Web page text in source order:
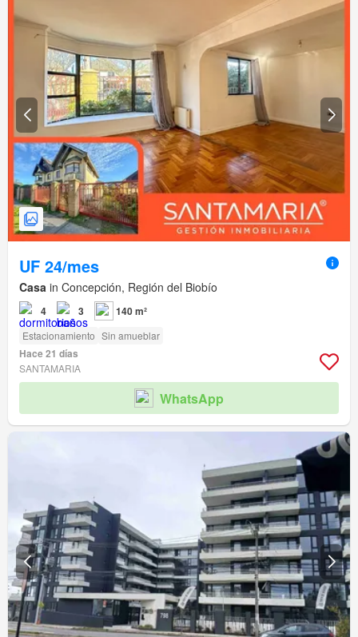
UF 24/mes
Casa in Concepción, Región del Biobío
4 3 140 m²
Estacionamiento Sin amueblar
Hace 21 días
SANTAMARIA
WhatsApp